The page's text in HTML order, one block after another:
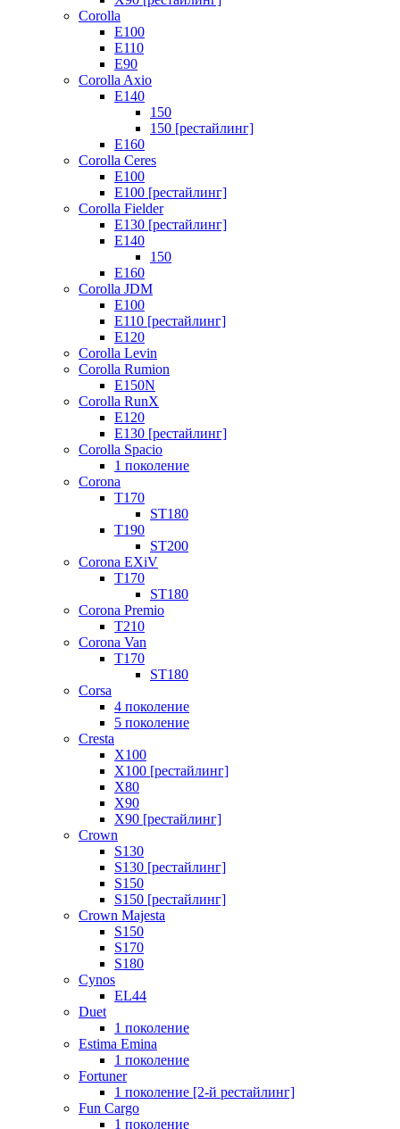
Corolla
E100
E110
E90
Corolla Axio
E140
150
150 [рестайлинг]
E160
Corolla Ceres
E100
E100 [рестайлинг]
Corolla Fielder
E130 [рестайлинг]
E140
150
E160
Corolla JDM
E100
E110 [рестайлинг]
E120
Corolla Levin
Corolla Rumion
E150N
Corolla RunX
E120
E130 [рестайлинг]
Corolla Spacio
1 поколение
Corona
T170
ST180
T190
ST200
Corona EXiV
T170
ST180
Corona Premio
T210
Corona Van
T170
ST180
Corsa
4 поколение
5 поколение
Cresta
X100
X100 [рестайлинг]
X80
X90
X90 [рестайлинг]
Crown
S130
S130 [рестайлинг]
S150
S150 [рестайлинг]
Crown Majesta
S150
S170
S180
Cynos
EL44
Duet
1 поколение
Estima Emina
1 поколение
Fortuner
1 поколение [2-й рестайлинг]
Fun Cargo
1 поколение